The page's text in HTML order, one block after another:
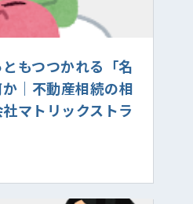
もつつかれる「名
｜不動産相続の相
マトリックストラ